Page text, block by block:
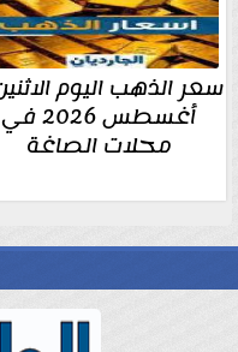
أغسطس 2026 في
محلات الصاغة